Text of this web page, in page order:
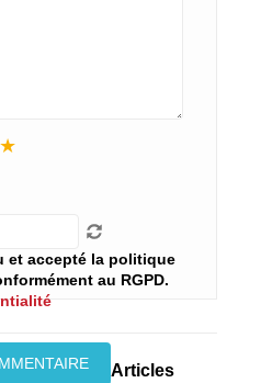
★
et accepté la politique
au RGPD.
Articles